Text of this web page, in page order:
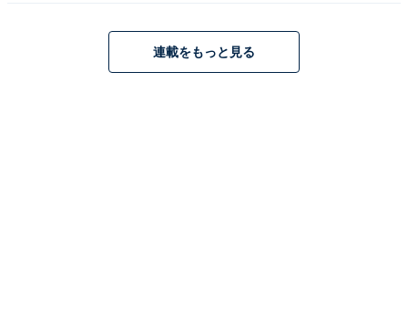
2位は『水曜日のダウンタウン』、1位は？
連載をもっと見る